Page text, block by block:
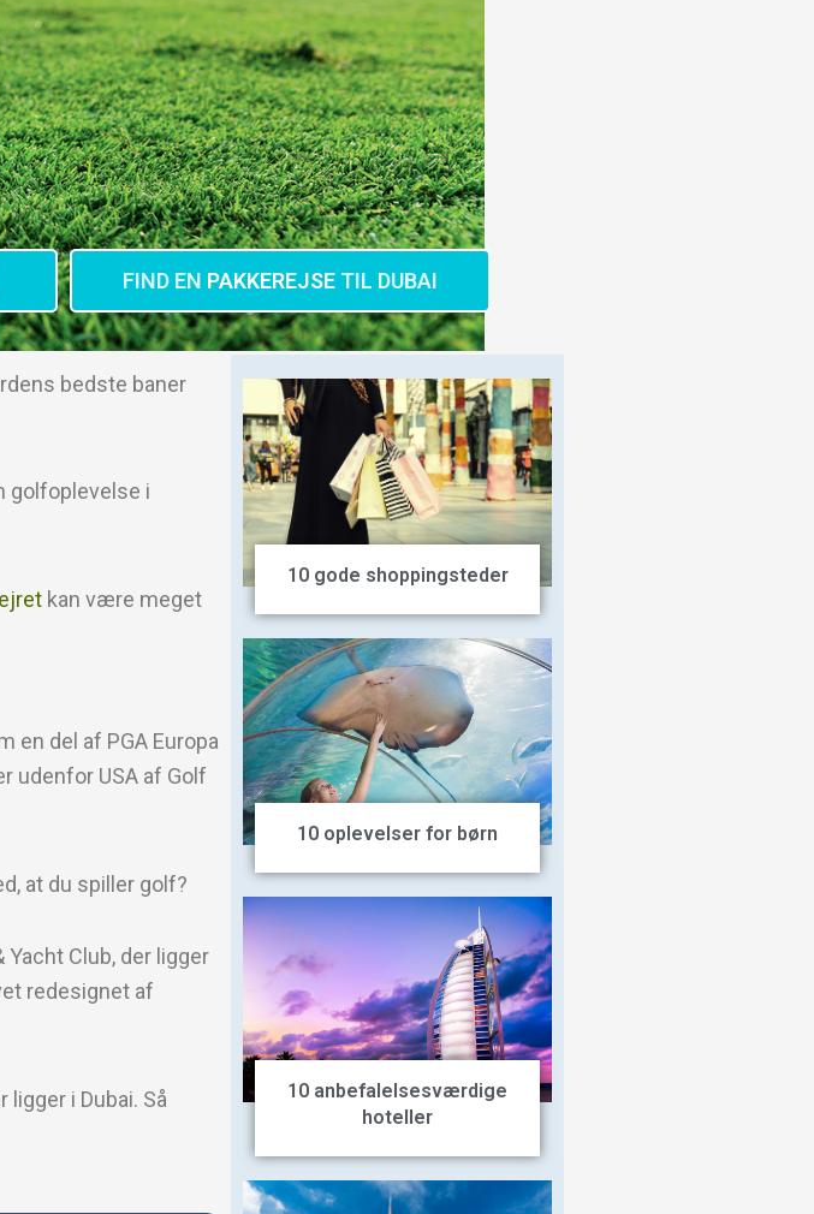
FIND EN PAKKEREJSE TIL DUBAI
bedste baner
golfoplevelse i
kan være meget
en del af PGA Europa
udenfor USA af Golf
at du spiller golf?
Yacht Club, der ligger
redesignet af
ligger i Dubai. Så
10 gode shoppingsteder
10 oplevelser for børn
10 anbefalelsesværdige
hoteller